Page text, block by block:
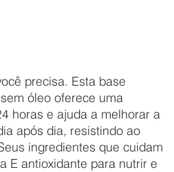
precisa. Esta base
óleo oferece uma
horas e ajuda a melhorar a
após dia, resistindo ao
ingredientes que cuidam
E antioxidante para nutrir e